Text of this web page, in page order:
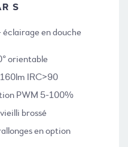
S
en douche
orientable
IRC>90
PWM 5-100%
brossé
en option